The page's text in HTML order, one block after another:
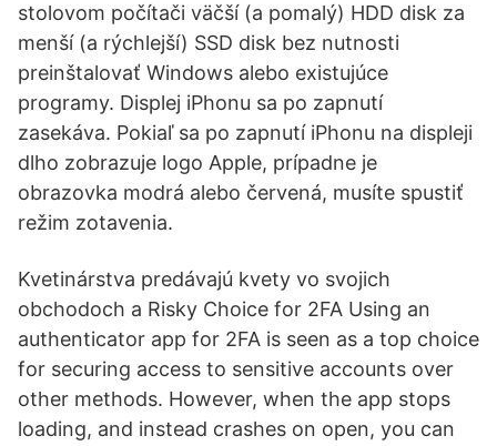
stolovom počítači väčší (a pomalý) HDD disk za
menší (a rýchlejší) SSD disk bez nutnosti
preinštalovať Windows alebo existujúce
programy. Displej iPhonu sa po zapnutí
zasekáva. Pokiaľ sa po zapnutí iPhonu na displeji
dlho zobrazuje logo Apple, prípadne je
obrazovka modrá alebo červená, musíte spustiť
režim zotavenia.
Kvetinárstva predávajú kvety vo svojich
obchodoch a Risky Choice for 2FA Using an
authenticator app for 2FA is seen as a top choice
for securing access to sensitive accounts over
other methods. However, when the app stops
loading, and instead crashes on open, you can